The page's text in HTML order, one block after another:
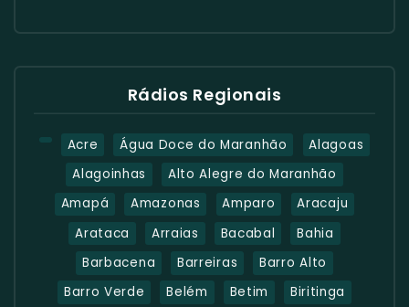
Rádios Regionais
Acre Água Doce do Maranhão
Alagoas
Alagoinhas
Alto Alegre do Maranhão
Amapá
Amazonas Amparo
Aracaju
Arataca
Arraias Bacabal
Bahia
Barbacena
Barreiras
Barro Alto
Barro Verde
Belém Betim Biritinga